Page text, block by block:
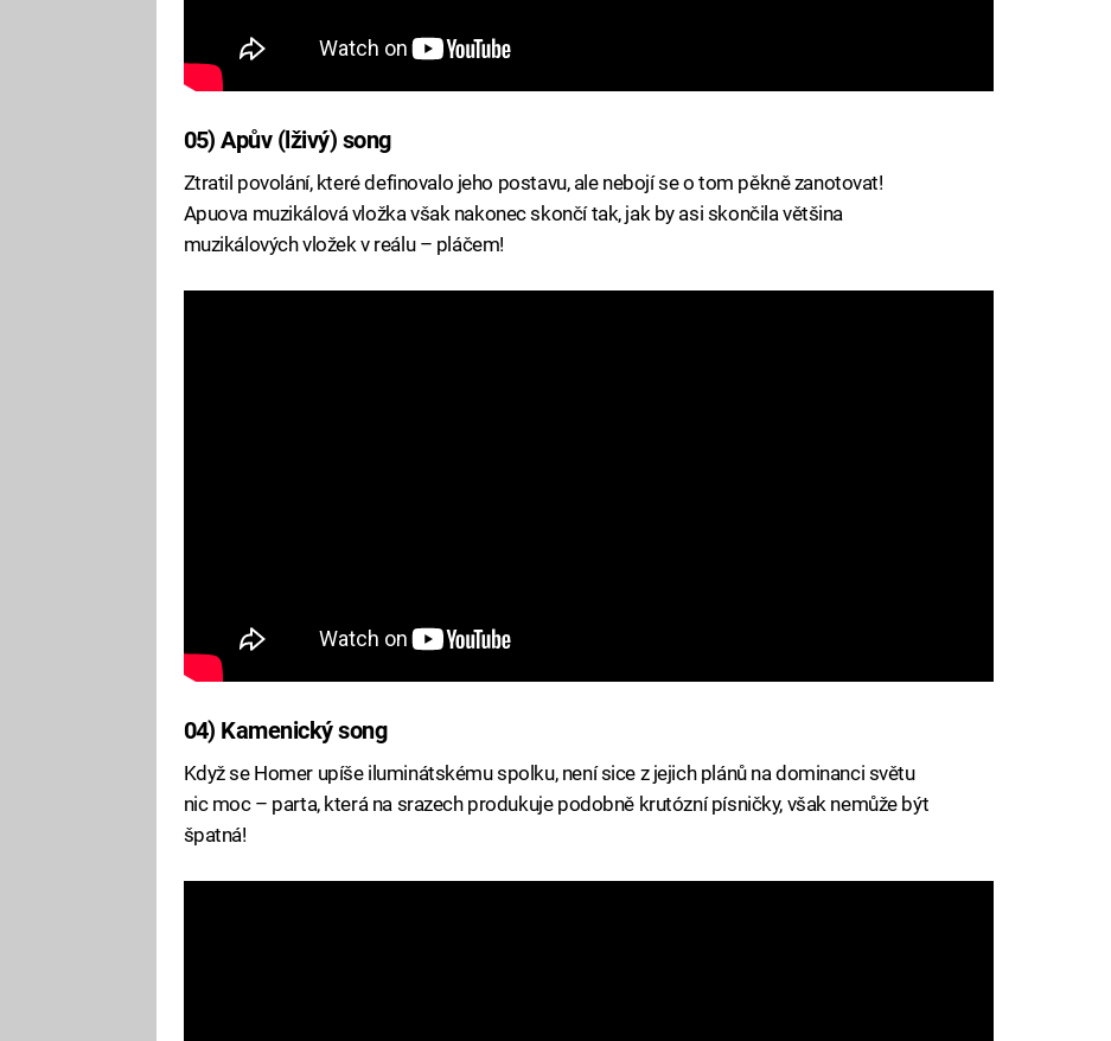
05) Apův (lživý) song
Ztratil povolání, které definovalo jeho postavu, ale nebojí se o tom pěkně zanotovat!
Apuova muzikálová vložka však nakonec skončí tak, jak by asi skončila většina
muzikálových vložek v reálu – pláčem!
04) Kamenický song
Když se Homer upíše iluminátskému spolku, není sice z jejich plánů na dominanci světu
nic moc – parta, která na srazech produkuje podobně krutózní písničky, však nemůže být
špatná!